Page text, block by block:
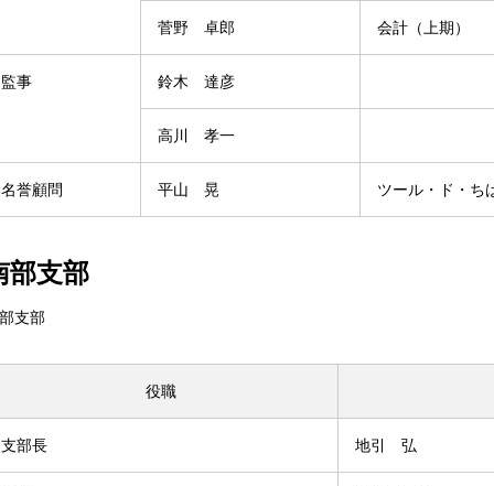
菅野 卓郎 会計（上期）
監事 鈴木 達彦
高川 孝一
名誉顧問 平山 晃 ツール・ド・ち
部支部
支部
役職
支部長 地引 弘